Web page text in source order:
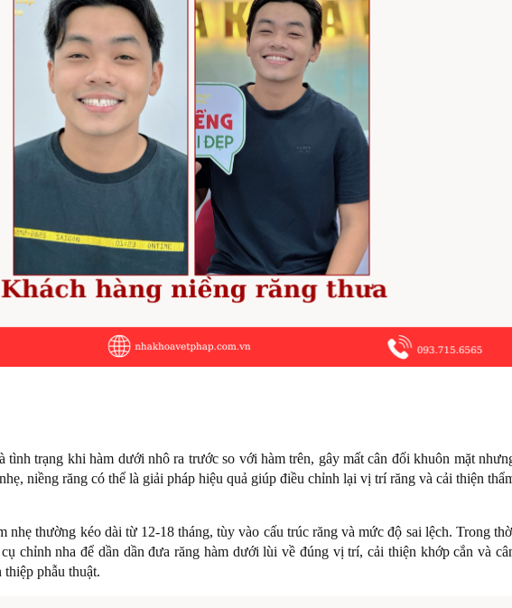
tình trạng khi hàm dưới nhô ra trước so với hàm trên, gây mất cân đối khuôn mặt
niềng răng có thể là giải pháp hiệu quả giúp điều chỉnh lại vị trí răng và cải thiện
nhẹ thường kéo dài từ 12-18 tháng, tùy vào cấu trúc răng và mức độ sai lệch. Trong
chỉnh nha để dần dần đưa răng hàm dưới lùi về đúng vị trí, cải thiện khớp cắn và
phẫu thuật.